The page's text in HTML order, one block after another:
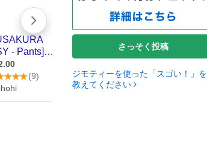
さっそく投稿
ジモティーを使った「スゴい！」を
教えてください